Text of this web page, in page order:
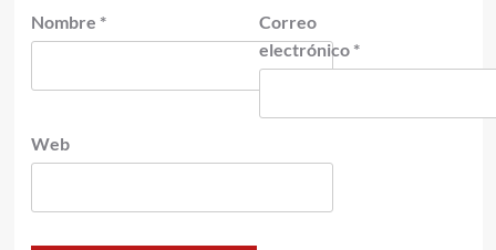
Nombre *
Correo
electrónico *
Web